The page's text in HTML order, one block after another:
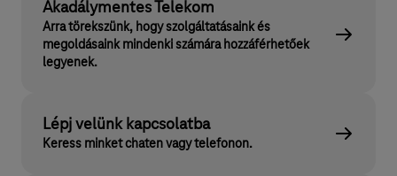
Akadálymentes Telekom
Arra törekszünk, hogy szolgáltatásaink és
megoldásaink mindenki számára hozzáférhetőek
legyenek.
Lépj velünk kapcsolatba
Keress minket chaten vagy telefonon.